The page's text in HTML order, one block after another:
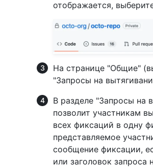
отображается,
На странице "Общие"
"Запросы на
В разделе "Запросы на
позволит участникам
всех фиксаций в одну
представляемое
сообщение фиксации,
или заголовок запроса